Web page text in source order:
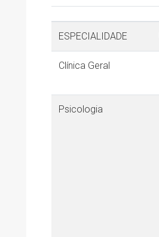
ESPECIALIDADE
Clínica Geral
Psicologia